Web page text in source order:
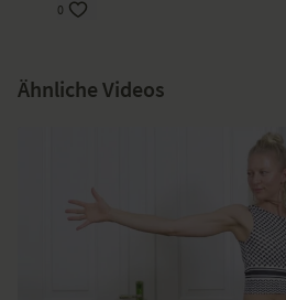
0
Ähnliche Videos